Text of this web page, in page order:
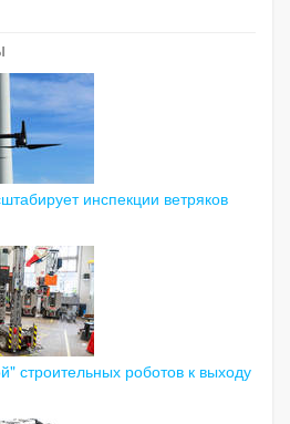
инспекции ветряков
строительных роботов к выходу